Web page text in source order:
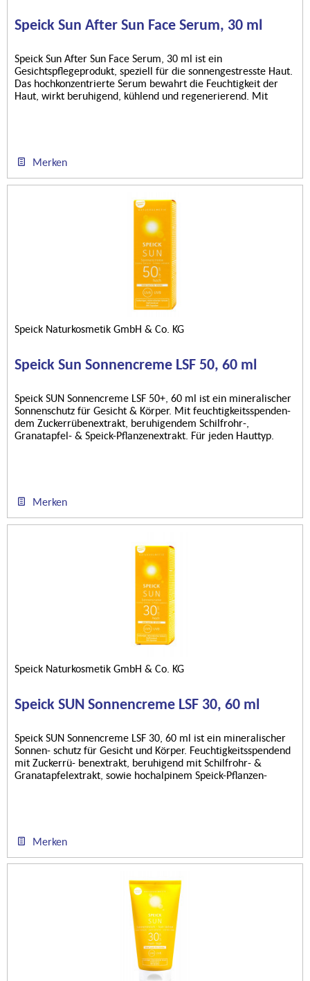
Speick Sun After Sun Face Serum, 30 ml
Speick Sun After Sun Face Serum, 30 ml ist ein
Gesichtspflegeprodukt, speziell für die sonnengestresste Haut.
Das hochkonzentrierte Serum bewahrt die Feuchtigkeit der
Haut, wirkt beruhigend, kühlend und regenerierend. Mit
Merken
Speick Naturkosmetik GmbH & Co. KG
Speick Sun Sonnencreme LSF 50, 60 ml
Speick SUN Sonnencreme LSF 50+, 60 ml ist ein mineralischer
Sonnenschutz für Gesicht & Körper. Mit feuchtigkeitsspenden-
dem Zuckerrübenextrakt, beruhigendem Schilfrohr-,
Granatapfel- & Speick-Pflanzenextrakt. Für jeden Hauttyp.
Merken
Speick Naturkosmetik GmbH & Co. KG
Speick SUN Sonnencreme LSF 30, 60 ml
Speick SUN Sonnencreme LSF 30, 60 ml ist ein mineralischer
Sonnen- schutz für Gesicht und Körper. Feuchtigkeitsspendend
mit Zuckerrü- benextrakt, beruhigend mit Schilfrohr- &
Granatapfelextrakt, sowie hochalpinem Speick-Pflanzen-
Merken